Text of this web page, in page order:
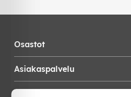
Osastot
Asiakaspalvelu